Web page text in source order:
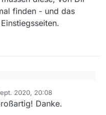
finden - und das
klicken und mit
den Download starten.
2020, 20:08
Danke.